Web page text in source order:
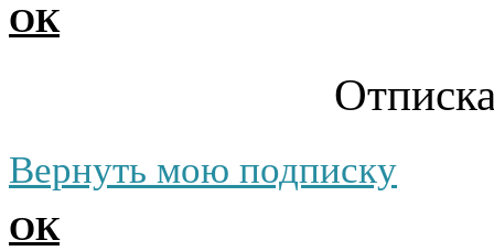
ОК
Вернуть мою подписку
ОК